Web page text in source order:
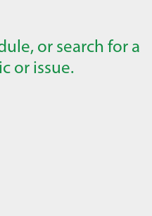
or search for a
or issue.